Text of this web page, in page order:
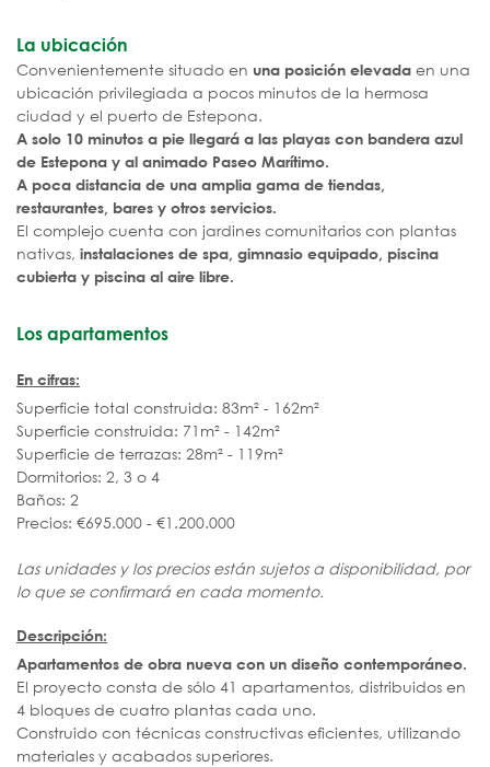
La ubicación
Convenientemente situado en una posición elevada en una
ubicación privilegiada a pocos minutos de la hermosa
ciudad y el puerto de Estepona.
A solo 10 minutos a pie llegará a las playas con bandera azul
de Estepona y al animado Paseo Marítimo.
A poca distancia de una amplia gama de tiendas,
restaurantes, bares y otros servicios.
El complejo cuenta con jardines comunitarios con plantas
nativas, instalaciones de spa, gimnasio equipado, piscina
cubierta y piscina al aire libre.
Los apartamentos
En cifras:
Superficie total construida: 83m² - 162m²
Superficie construida: 71m² - 142m²
Superficie de terrazas: 28m² - 119m²
Dormitorios: 2, 3 o 4
Baños: 2
Precios: €695.000 - €1.200.000
Las unidades y los precios están sujetos a disponibilidad, por
lo que se confirmará en cada momento.
Descripción:
Apartamentos de obra nueva con un diseño contemporáneo.
El proyecto consta de sólo 41 apartamentos, distribuidos en
4 bloques de cuatro plantas cada uno.
Construido con técnicas constructivas eficientes, utilizando
materiales y acabados superiores.